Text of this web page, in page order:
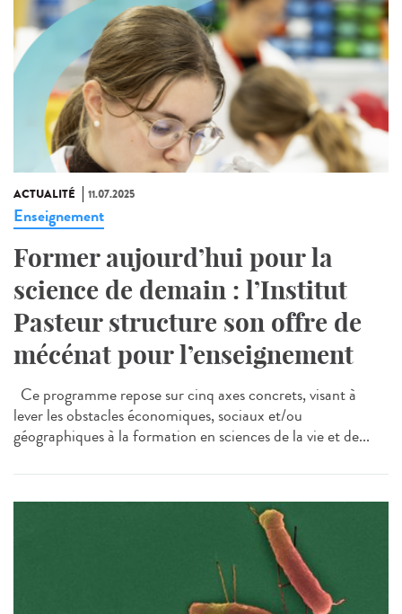
ACTUALITÉ 11.07.2025
Enseignement
Former aujourd’hui pour la
science de demain : l’Institut
Pasteur structure son offre de
mécénat pour l’enseignement
Ce programme repose sur cinq axes concrets, visant à
lever les obstacles économiques, sociaux et/ou
géographiques à la formation en sciences de la vie et de...